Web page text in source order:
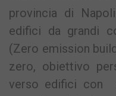
provincia di
edifici da grandi
(Zero emission
zero, obiettivo
verso edifici con